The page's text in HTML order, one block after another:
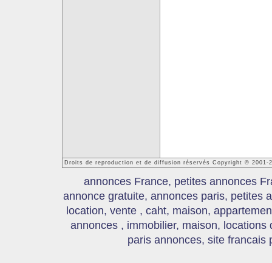
Droits de reproduction et de diffusion réservés Copyright © 2001-
annonces France, petites annonces
annonce gratuite, annonces paris, petites
location, vente , caht, maison,
annonces , immobilier, maison,
paris annonces, site francais